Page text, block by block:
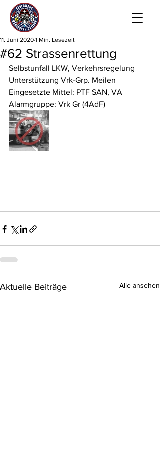
#62 Strassenrettung
11. Juni 2020 1 Min. Lesezeit
Selbstunfall LKW, Verkehrsregelung
Unterstützung Vrk-Grp. Meilen
Eingesetzte Mittel: PTF SAN, VA
Alarmgruppe: Vrk Gr (4AdF)
Aktuelle Beiträge Alle ansehen